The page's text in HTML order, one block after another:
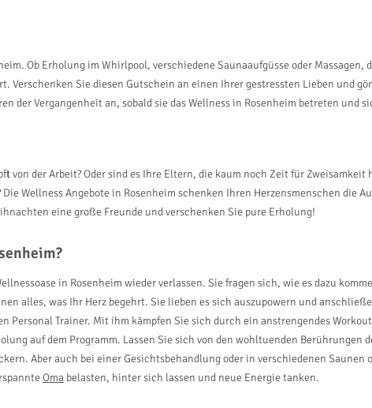
Ob Erholung im Whirlpool, verschiedene Saunaaufgüsse oder Massagen,
Verschenken Sie diesen Gutschein an einen Ihrer gestressten Lieben und
der Vergangenheit an, sobald sie das Wellness in Rosenheim betreten und
von der Arbeit? Oder sind es Ihre Eltern, die kaum noch Zeit für Zweisamkeit
Wellness Angebote in Rosenheim schenken Ihren Herzensmenschen die
eine große Freunde und verschenken Sie pure Erholung!
in Rosenheim wieder verlassen. Sie fragen sich, wie es dazu
alles, was Ihr Herz begehrt. Sie lieben es sich auszupowern und
Personal Trainer. Mit ihm kämpfen Sie sich durch ein anstrengendes
auf dem Programm. Lassen Sie sich von den wohltuenden Berührungen
Aber auch bei einer Gesichtsbehandlung oder in verschiedenen Saunen
Oma belasten, hinter sich lassen und neue Energie tanken.